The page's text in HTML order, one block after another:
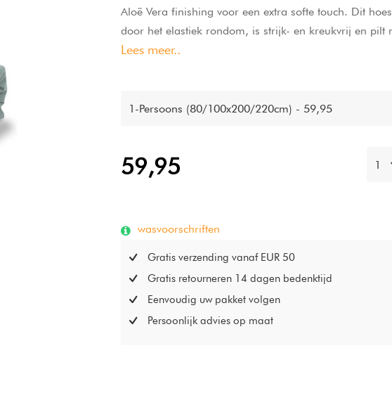
Aloë Vera finishing voor een extra softe touch. Dit
door het elastiek rondom, is strijk- en kreukvrij en pilt
topper samen, tot een hoekhoogte van 30 cm.
Lees meer..
1-Persoons (80/100x200/220cm) - 59,95
59,95 1
wasvoorschriften
Gratis verzending vanaf EUR 50
Gratis retourneren 14 dagen bedenktijd
Eenvoudig uw pakket volgen
Persoonlijk advies op maat